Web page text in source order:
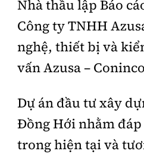
Nhà thầu lập Báo
Công ty TNHH
nghệ, thiết bị và
vấn Azusa –
Dự án đầu tư xây
Đồng Hới nhằm
trong hiện tại và